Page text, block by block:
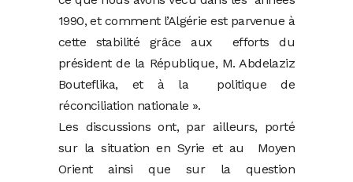
1990, et comment l’Algérie est parvenue à
cette stabilité grâce aux efforts du
président de la République, M. Abdelaziz
Bouteflika, et à la politique de
réconciliation nationale ».
Les discussions ont, par ailleurs, porté
sur la situation en Syrie et au Moyen
Orient ainsi que sur la question